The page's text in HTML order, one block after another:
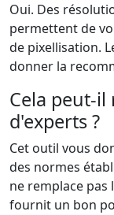
Oui. Des
permettent de
de pixellisation.
donner la
Cela peut-il
d'experts ?
Cet outil vous
des normes
ne remplace pas
fournit un bon